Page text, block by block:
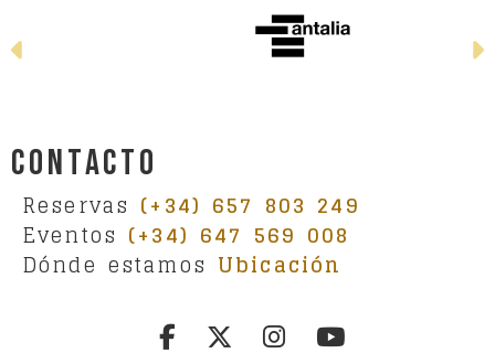
Contacto
Reservas (+34) 657 803 249
Eventos (+34) 647 569 008
Dónde estamos Ubicación